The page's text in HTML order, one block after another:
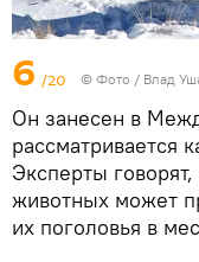
6 /20 © Фото / Влад
Он занесен в
рассматривается
Эксперты говорят,
животных может
их поголовья в